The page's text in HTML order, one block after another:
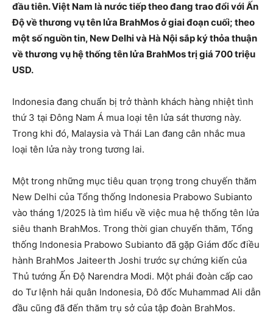
đầu tiên. Việt Nam là nước tiếp theo đang trao đổi với Ấn
Độ về thương vụ tên lửa BrahMos ở giai đoạn cuối; theo
một số nguồn tin, New Delhi và Hà Nội sắp ký thỏa thuận
về thương vụ hệ thống tên lửa BrahMos trị giá 700 triệu
USD.
Indonesia đang chuẩn bị trở thành khách hàng nhiệt tình
thứ 3 tại Đông Nam Á mua loại tên lửa sát thương này.
Trong khi đó, Malaysia và Thái Lan đang cân nhắc mua
loại tên lửa này trong tương lai.
Một trong những mục tiêu quan trọng trong chuyến thăm
New Delhi của Tổng thống Indonesia Prabowo Subianto
vào tháng 1/2025 là tìm hiểu về việc mua hệ thống tên lửa
siêu thanh BrahMos. Trong thời gian chuyến thăm, Tổng
thống Indonesia Prabowo Subianto đã gặp Giám đốc điều
hành BrahMos Jaiteerth Joshi trước sự chứng kiến của
Thủ tướng Ấn Độ Narendra Modi. Một phái đoàn cấp cao
do Tư lệnh hải quân Indonesia, Đô đốc Muhammad Ali dẫn
đầu cũng đã đến thăm trụ sở của tập đoàn BrahMos.